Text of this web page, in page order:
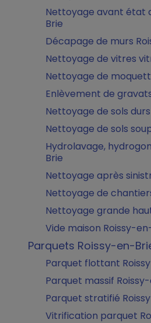
Nettoyage avant état
Brie
Décapage de murs
Nettoyage de vitres
Nettoyage de
Enlèvement de
Nettoyage de sols
Nettoyage de sols
Hydrolavage,
Brie
Nettoyage après
Nettoyage de
Nettoyage grande
Vide maison Roissy-
Parquets Roissy-en-
Parquet flottant
Parquet massif
Parquet stratifié
Vitrification parquet